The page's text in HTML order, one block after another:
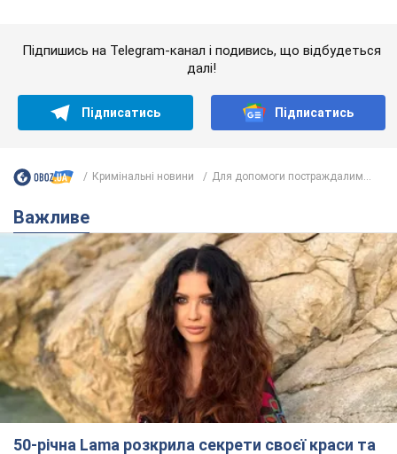
Важливе
50-річна Lama розкрила секрети своєї краси та
відповіла на закиди, що зберігає молодість,
адже не має дітей
За словами співачки, вона не робить нічого надзвичайного
3 часа назад 5,2 т.
Скільки балістичних ракет
українська ППО перехопила в липні: у